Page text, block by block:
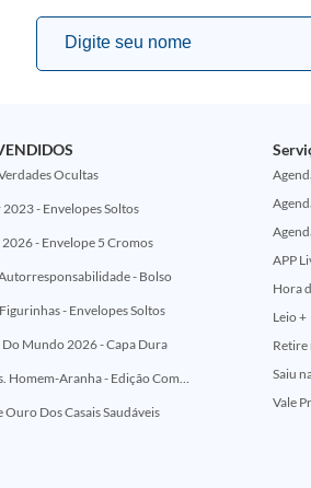
Ocultas
- Envelopes Soltos
- Envelope 5 Cromos
- Bolso
- Envelopes Soltos
Mundo 2026 - Capa Dura
Superman Vs. Homem-Aranha - Edição Comemorativa 50 Anos (Encontros Clássicos Dc E Marvel)
Ouro Dos Casais Saudáveis
APP
Hora
Leio +
Retire
Saiu
Vale